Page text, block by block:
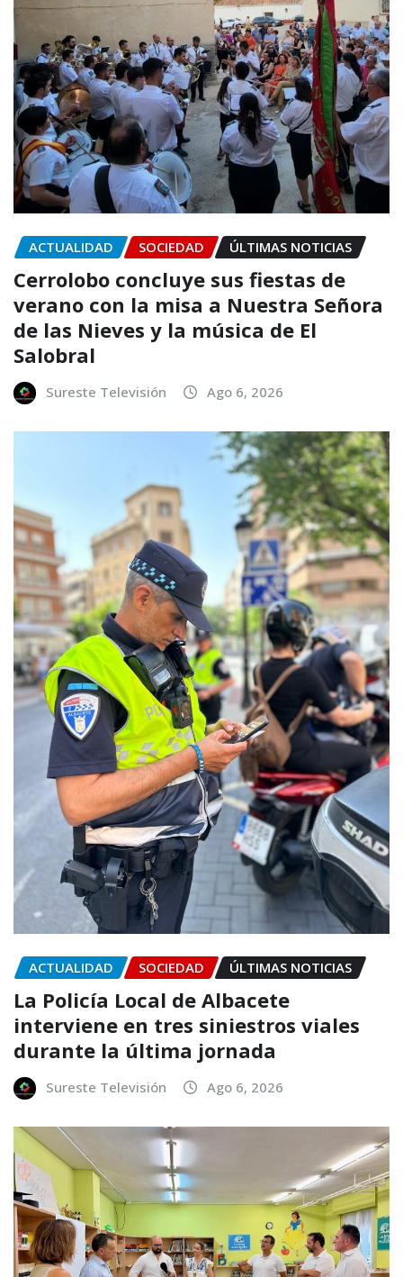
ACTUALIDAD SOCIEDAD ÚLTIMAS NOTICIAS
Cerrolobo concluye sus fiestas de
verano con la misa a Nuestra Señora
de las Nieves y la música de El
Salobral
Sureste Televisión Ago 6, 2026
ACTUALIDAD SOCIEDAD ÚLTIMAS NOTICIAS
La Policía Local de Albacete
interviene en tres siniestros viales
durante la última jornada
Sureste Televisión Ago 6, 2026